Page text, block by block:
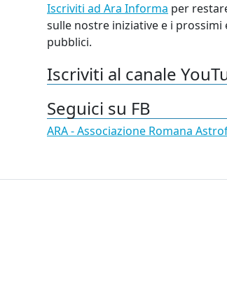
Iscriviti ad Ara Informa per
sulle nostre iniziative e i prossimi
pubblici.
Iscriviti al canale
Seguici su FB
ARA - Associazione Romana